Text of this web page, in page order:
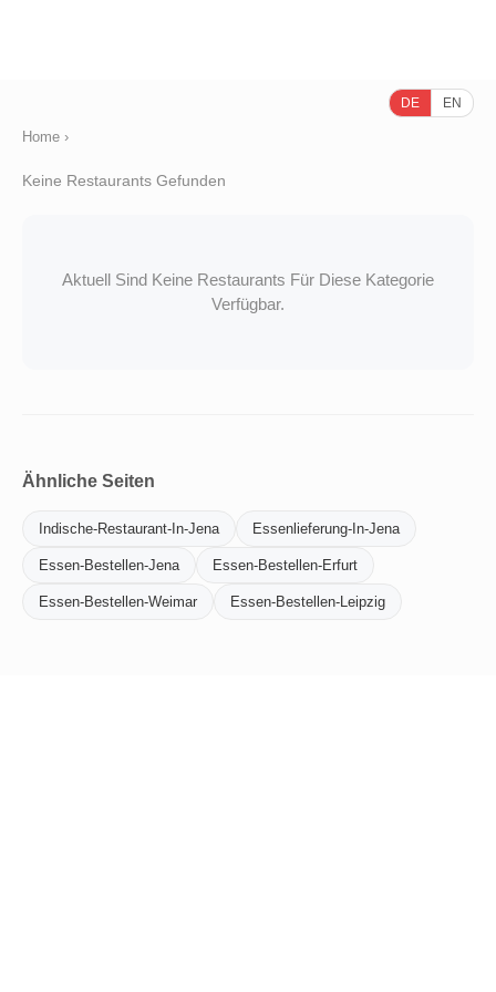
DE EN
Home ›
Keine Restaurants Gefunden
Aktuell Sind Keine Restaurants Für Diese Kategorie
Verfügbar.
Ähnliche Seiten
Indische-Restaurant-In-Jena Essenlieferung-In-Jena
Essen-Bestellen-Jena Essen-Bestellen-Erfurt
Essen-Bestellen-Weimar Essen-Bestellen-Leipzig